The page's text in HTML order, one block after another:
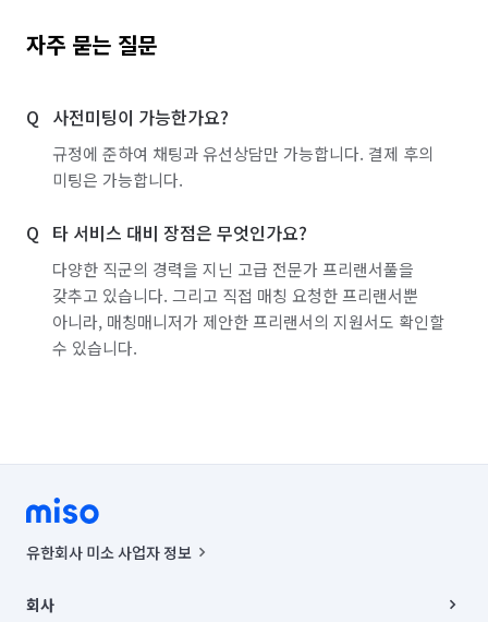
자주 묻는 질문
사전미팅이 가능한가요?
규정에 준하여 채팅과 유선상담만 가능합니다. 결제 후의
미팅은 가능합니다.
타 서비스 대비 장점은 무엇인가요?
다양한 직군의 경력을 지닌 고급 전문가 프리랜서풀을
갖추고 있습니다. 그리고 직접 매칭 요청한 프리랜서뿐
아니라, 매칭매니저가 제안한 프리랜서의 지원서도 확인할
수 있습니다.
유한회사 미소 사업자 정보
00019 |
회사